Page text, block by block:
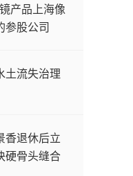
产品上海像
参股公司
土流失治理
香退休后立
硬骨头缝合